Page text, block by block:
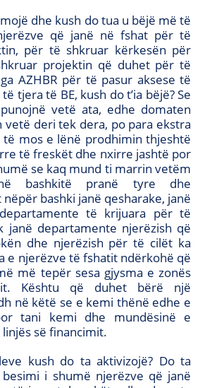
dhe kush do tua u bëjë më të
që janë në fshat për të
për të shkruar kërkesën për
projektin që duhet për të
AZHBR për të pasur aksese të
tjera të BE, kush do t’ia bëjë? Se
vetë ata, edhe domaten
vetë deri tek dera, po para ekstra
mos e lënë prodhimin thjeshtë
të freskët dhe nxirre jashtë por
se kaq mund ti marrin vetëm
bashkitë pranë tyre dhe
bashki janë qesharake, janë
të krijuara për të
janë departamente njerëzish që
dhe njerëzish për të cilët ka
e njerëzve të fshatit ndërkohë që
më tepër sesa gjysma e zonës
Kështu që duhet bërë një
në këtë se e kemi thënë edhe e
tani kemi dhe mundësinë e
së financimit.
kush do ta aktivizojë? Do ta
i shumë njerëzve që janë